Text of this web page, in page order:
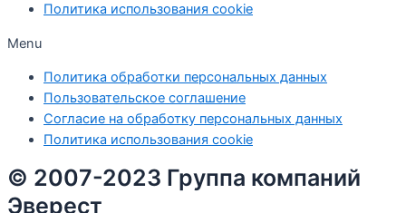
Политика использования cookie
Menu
Политика обработки персональных данных
Пользовательское соглашение
Согласие на обработку персональных данных
Политика использования cookie
© 2007-2023 Группа компаний
Эверест